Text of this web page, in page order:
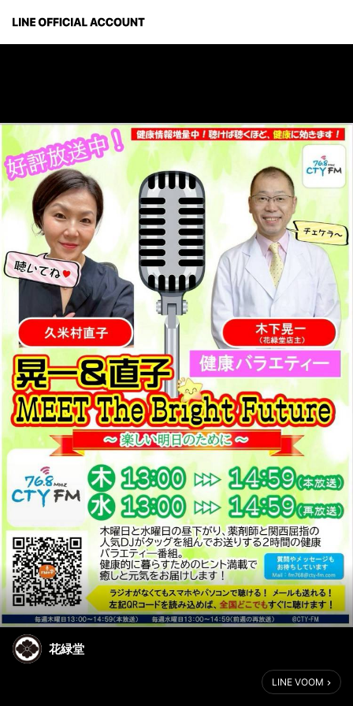
花緑堂
LINE VOOM